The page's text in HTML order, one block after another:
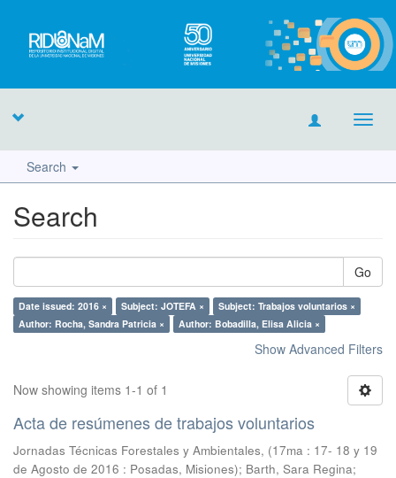
Search
Search
Go
Date issued: 2016 × Subject: JOTEFA ×
Subject: Trabajos voluntarios ×
Author: Rocha, Sandra Patricia ×
Author: Bobadilla, Elisa Alicia ×
Show Advanced Filters
Now showing items 1-1 of 1
Acta de resúmenes de trabajos voluntarios
Jornadas Técnicas Forestales y Ambientales, (17ma : 17- 18 y 19
de Agosto de 2016 : Posadas, Misiones); Barth, Sara Regina;